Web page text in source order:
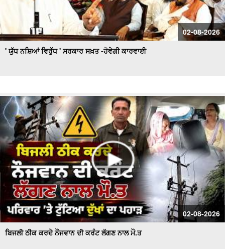
02-08-2026
' ਯੁੱਧ ਨਸ਼ਿਆਂ ਵਿਰੁੱਧ ' ਸਰਕਾਰ ਸਖ਼ਤ -ਹੋਵੇਗੀ ਕਾਰਵਾਈ
02-08-2026
ਬਿਜਲੀ ਠੀਕ ਕਰਦੇ ਨੌਜਵਾਨ ਦੀ ਕਰੰਟ ਲੱਗਣ ਨਾਲ ਮੌ.ਤ